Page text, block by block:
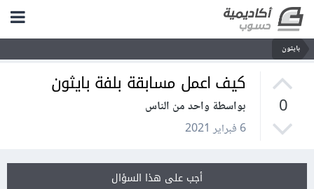
بايثون
0
كيف اعمل مسابقة بلفة بايثون
بواسطة واحد من الناس
6 فبراير 2021
أجب على هذا السؤال